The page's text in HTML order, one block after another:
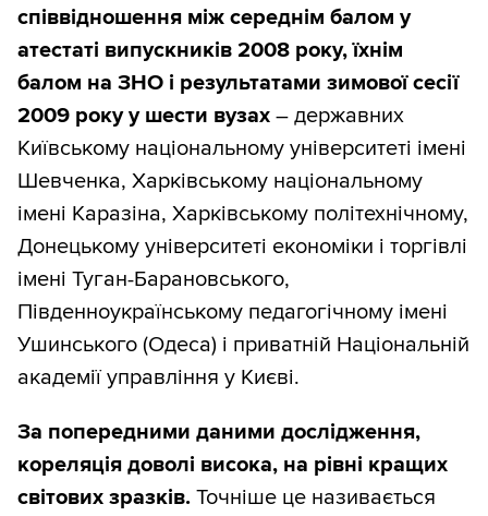
співвідношення між середнім балом у
атестаті випускників 2008 року, їхнім
балом на ЗНО і результатами зимової сесії
2009 року у шести вузах – державних
Київському національному університеті імені
Шевченка, Харківському національному
імені Каразіна, Харківському політехнічному,
Донецькому університеті економіки і торгівлі
імені Туган-Барановського,
Південноукраїнському педагогічному імені
Ушинського (Одеса) і приватній Національній
академії управління у Києві.
За попередними даними дослідження,
кореляція доволі висока, на рівні кращих
світових зразків. Точніше це називається